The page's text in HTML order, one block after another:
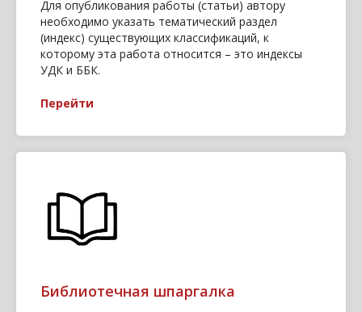
Для опубликования работы (статьи) автору
необходимо указать тематический раздел
(индекс) существующих классификаций, к
которому эта работа относится – это индексы
УДК и ББК.
Перейти
Библиотечная шпаргалка